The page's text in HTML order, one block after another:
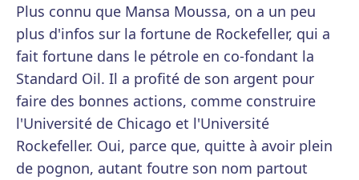
Plus connu que Mansa Moussa, on a un peu
plus d'infos sur la fortune de Rockefeller, qui a
fait fortune dans le pétrole en co-fondant la
Standard Oil. Il a profité de son argent pour
faire des bonnes actions, comme construire
l'Université de Chicago et l'Université
Rockefeller. Oui, parce que, quitte à avoir plein
de pognon, autant foutre son nom partout